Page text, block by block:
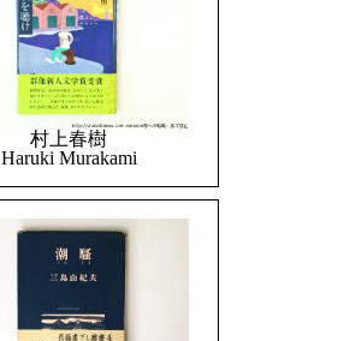
村上春樹
Haruki Murakami